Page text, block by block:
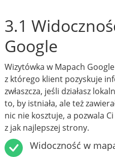
3.1
Google
Wizytówka w Mapach
z którego klient pozyskuje
zwłaszcza, jeśli działasz
to, by istniała, ale też
nic nie kosztuje, a pozwala
z jak najlepszej strony.
Widoczność w